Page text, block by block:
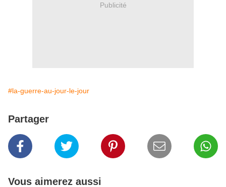
Publicité
#la-guerre-au-jour-le-jour
Partager
Vous aimerez aussi